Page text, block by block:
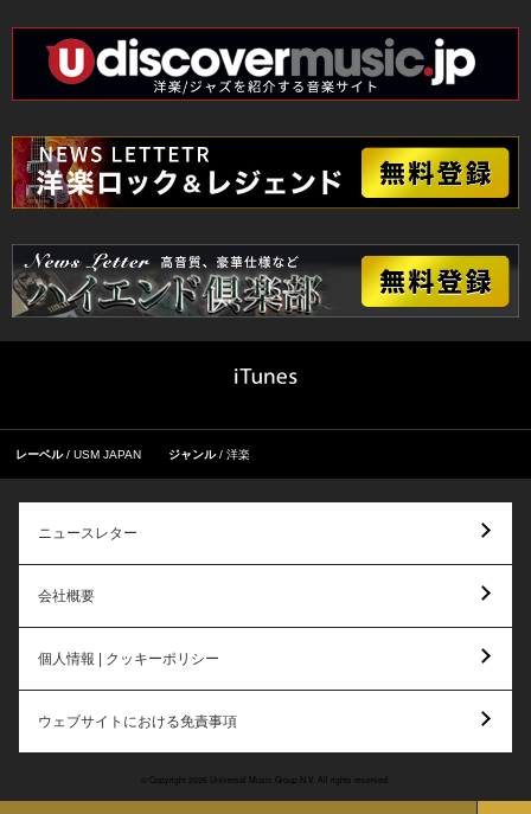
レーベル USM JAPAN ジャンル 洋楽
ニュースレター
会社概要
個人情報 | クッキーポリシー
ウェブサイトにおける免責事項
© Copyright 2026 Universal Music Group N.V. All rights reserved.